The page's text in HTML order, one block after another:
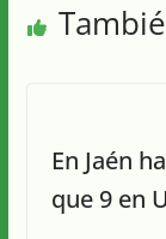
En Jaén
que 9 en